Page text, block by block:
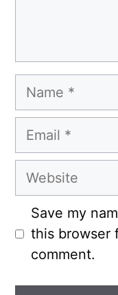
Name
Email
Website
Save my
this browser
comment.